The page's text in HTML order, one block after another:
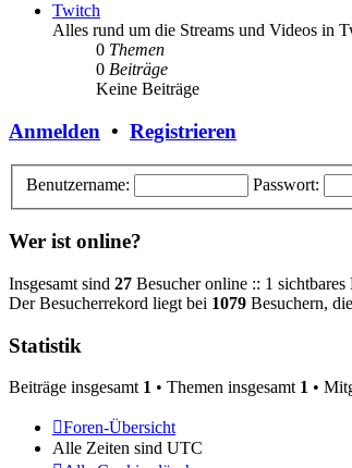
Twitch
Alles rund um die Streams und Videos in
0 Themen
0 Beiträge
Keine Beiträge
Anmelden • Registrieren
Benutzername: Passwort:
Wer ist online?
Insgesamt sind 27 Besucher online :: 1
Der Besucherrekord liegt bei 1079 Besuchern,
Statistik
Beiträge insgesamt 1 • Themen insgesamt 1 •
Foren-Übersicht
Alle Zeiten sind UTC